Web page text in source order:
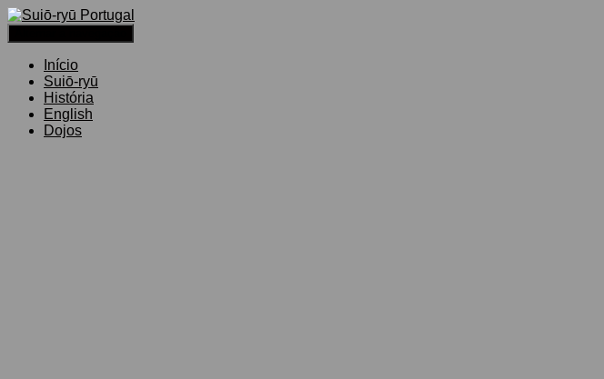
Início
Suiō-ryū
História
English
Dojos